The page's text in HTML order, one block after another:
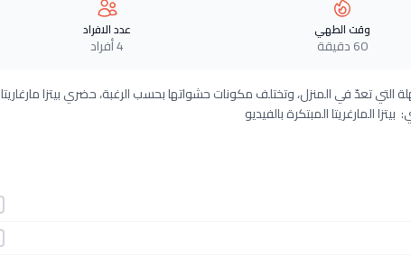
وقت الطهي
60 دقيقة
عدد الافراد
4 أفراد
التي تعدّ في المنزل، وتختلف مكونات حشواتها بحسب الرغبة، حضري بيتزا مارغاريتا
المارغريتا المبتكرة بالفيديو